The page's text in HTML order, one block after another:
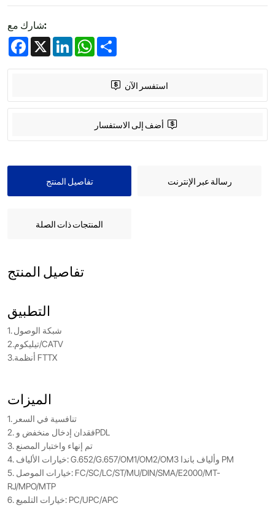
شارك مع:
Facebook
X LinkedInWhatsApp
استفسر الآن
أضف إلى الاستفسار
تفاصيل المنتج رسالة عبر الإنترنت
المنتجات ذات الصلة
تفاصيل المنتج
التطبيق
1. شبكة الوصول
2.تيليكوم/CATV
3.أنظمة FTTX
الميزات
1. تنافسية في السعر
2. فقدان إدخال منخفض وPDL
3. تم إنهاء واختبار المصنع
4. خيارات الألياف: G.652/G.657/OM1/OM2/OM3 وألياف باندا PM
5. خيارات الموصل: FC/SC/LC/ST/MU/DIN/SMA/E2000/MT-
RJ/MPO/MTP
6. خيارات التلميع: PC/UPC/APC